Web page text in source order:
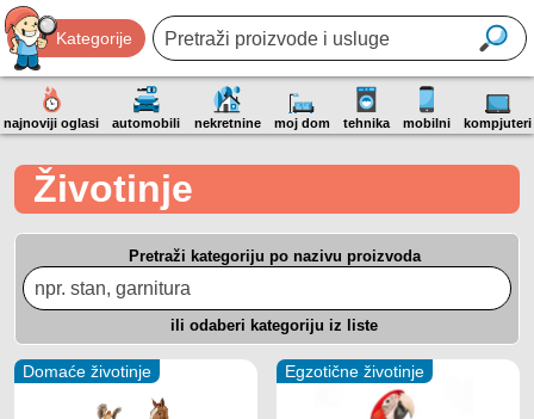
Kategorije
najnoviji oglasi automobili nekretnine moj dom tehnika mobilni kompjuteri
Životinje
Pretraži kategoriju po nazivu proizvoda
ili odaberi kategoriju iz liste
Domaće životinje Egzotične životinje